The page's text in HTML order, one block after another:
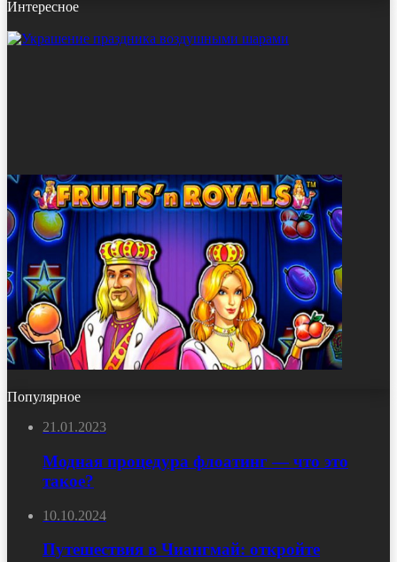
Интересное
Популярное
21.01.2023
Модная процедура флоатинг — что это
такое?
10.10.2024
Путешествия в Чиангмай: откройте